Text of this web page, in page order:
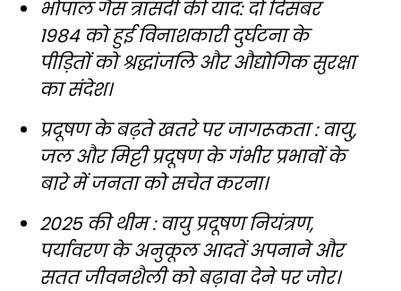
भोपाल गैस त्रासदी की याद: दो दिसंबर
1984 को हुई विनाशकारी दुर्घटना के
पीड़ितों को श्रद्धांजलि और औद्योगिक सुरक्षा
का संदेश।
प्रदूषण के बढ़ते खतरे पर जागरूकता : वायु,
जल और मिट्टी प्रदूषण के गंभीर प्रभावों के
बारे में जनता को सचेत करना।
2025 की थीम : वायु प्रदूषण नियंत्रण,
पर्यावरण के अनुकूल आदतें अपनाने और
सतत जीवनशैली को बढ़ावा देने पर जोर।